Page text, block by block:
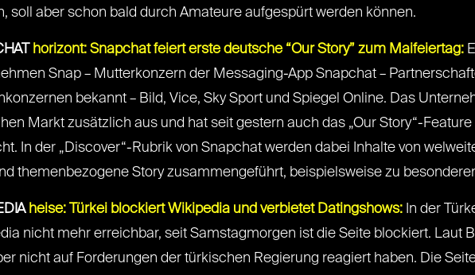
soll aber schon bald durch Amateure aufgespürt werden können.
horizont: Snapchat feiert erste deutsche “Our Story” zum Maifeiertag:
Snap – Mutterkonzern der Messaging-App Snapchat –
bekannt – Bild, Vice, Sky Sport und Spiegel Online. Das
Markt zusätzlich aus und hat seit gestern auch das „Our Story“-
In der „Discover“-Rubrik von Snapchat werden dabei Inhalte von
themenbezogene Story zusammengeführt, beispielsweise zu
heise: Türkei blockiert Wikipedia und verbietet Datingshows:In der
nicht mehr erreichbar, seit Samstagmorgen ist die Seite blockiert. Laut
nicht auf Forderungen der türkischen Regierung reagiert haben. Die